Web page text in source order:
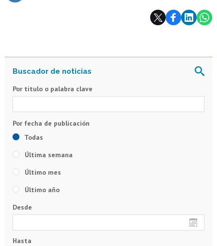
Por título o palabra clave
Todas
Última semana
Último mes
Último año
Desde
Hasta